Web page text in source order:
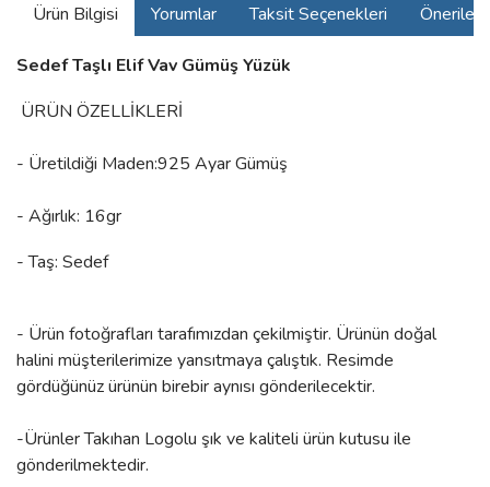
Ürün Bilgisi Yorumlar Taksit Seçenekleri
Sedef Taşlı Elif Vav Gümüş Yüzük
ÜRÜN ÖZELLİKLERİ
- Üretildiği Maden:925 Ayar Gümüş
- Ağırlık: 16gr
- Taş: Sedef
- Ürün fotoğrafları tarafımızdan çekilmiştir. Ürünün doğal
halini müşterilerimize yansıtmaya çalıştık. Resimde
gördüğünüz ürünün birebir aynısı gönderilecektir.
-Ürünler Takıhan Logolu şık ve kaliteli ürün kutusu ile
gönderilmektedir.